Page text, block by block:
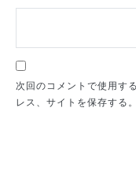
次回のコメントで使用す
レス、サイトを保存する。